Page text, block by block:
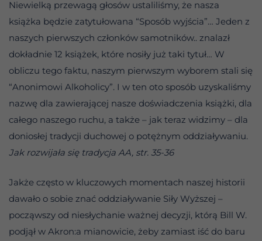
Niewielką przewagą głosów ustaliliśmy, że nasza
książka będzie zatytułowana “Sposób wyjścia”… Jeden z
naszych pierwszych członków samotników.. znalazł
dokładnie 12 książek, które nosiły już taki tytuł… W
obliczu tego faktu, naszym pierwszym wyborem stali się
“Anonimowi Alkoholicy”. I w ten oto sposób uzyskaliśmy
nazwę dla zawierającej nasze doświadczenia książki, dla
całego naszego ruchu, a także – jak teraz widzimy – dla
doniosłej tradycji duchowej o potężnym oddziaływaniu.
Jak rozwijała się tradycja AA, str. 35-36
Jakże często w kluczowych momentach naszej historii
dawało o sobie znać oddziaływanie Siły Wyższej –
począwszy od niesłychanie ważnej decyzji, którą Bill W.
podjął w Akron:a mianowicie, żeby zamiast iść do baru